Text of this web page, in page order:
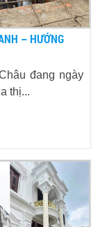
– HƯỚNG
đang ngày
thị...